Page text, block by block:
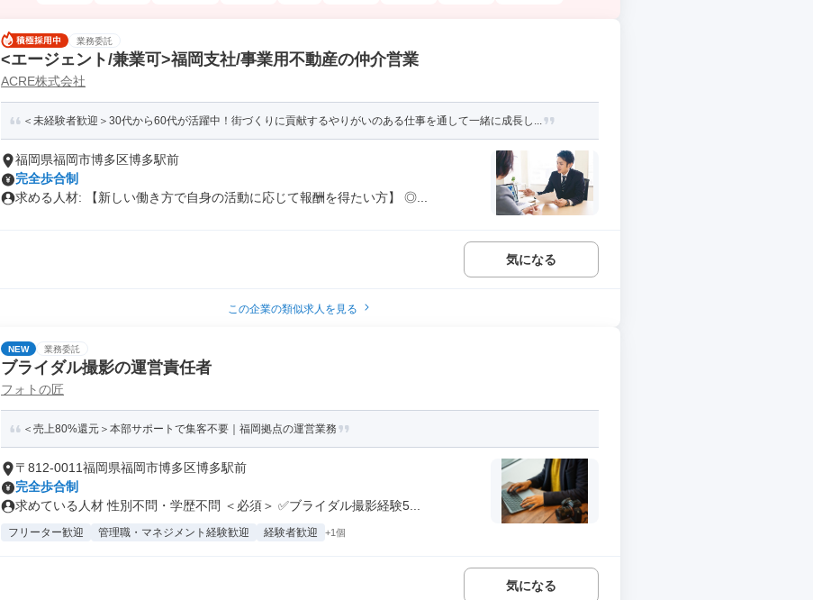
業務委託
<エージェント/兼業可>福岡支社/事業用不動産の仲介営業
ACRE株式会社
＜未経験者歓迎＞30代から60代が活躍中！街づくりに貢献するやりがいのある仕事を通して一緒に成長し...
福岡県福岡市博多区博多駅前
完全歩合制
求める人材: 【新しい働き⽅で⾃⾝の活動に応じて報酬を得たい⽅】 ◎...
気になる
この企業の類似求人を見る
NEW 業務委託
ブライダル撮影の運営責任者
フォトの匠
＜売上80%還元＞本部サポートで集客不要｜福岡拠点の運営業務
〒812-0011福岡県福岡市博多区博多駅前
完全歩合制
求めている人材 性別不問・学歴不問 ＜必須＞ ✅ブライダル撮影経験5...
フリーター歓迎 管理職・マネジメント経験歓迎 経験者歓迎 +1個
気になる